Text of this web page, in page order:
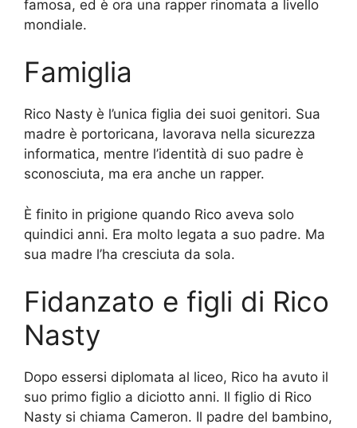
famosa, ed è ora una rapper rinomata a livello
mondiale.
Famiglia
Rico Nasty è l’unica figlia dei suoi genitori. Sua
madre è portoricana, lavorava nella sicurezza
informatica, mentre l’identità di suo padre è
sconosciuta, ma era anche un rapper.
È finito in prigione quando Rico aveva solo
quindici anni. Era molto legata a suo padre. Ma
sua madre l’ha cresciuta da sola.
Fidanzato e figli di Rico
Nasty
Dopo essersi diplomata al liceo, Rico ha avuto il
suo primo figlio a diciotto anni. Il figlio di Rico
Nasty si chiama Cameron. Il padre del bambino,